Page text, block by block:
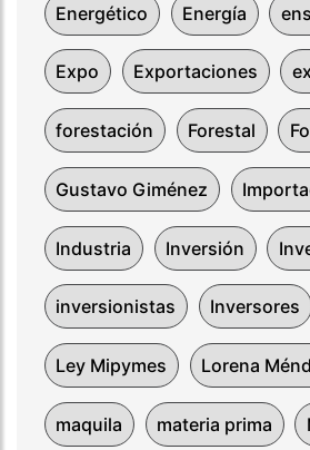
Energético Energía
Expo Exportaciones
forestación Forestal
Gustavo Giménez
Industria Inversión
inversionistas Inversores
Ley Mipymes Lorena
maquila materia prima